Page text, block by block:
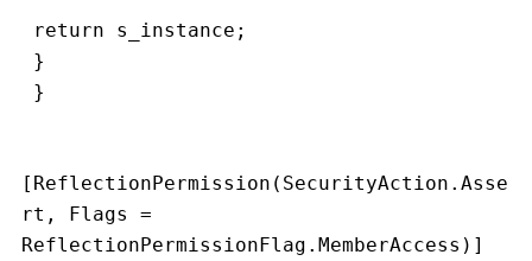
return s_instance;
}
}
[ReflectionPermission(SecurityAction.Asse
rt, Flags =
ReflectionPermissionFlag.MemberAccess)]